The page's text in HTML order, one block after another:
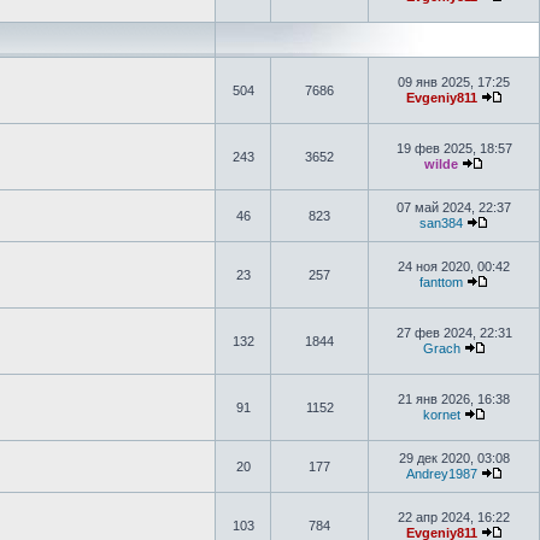
504 7686
09 янв 2025, 17:25
Evgeniy811
243 3652
19 фев 2025, 18:57
wilde
46 823
07 май 2024, 22:37
san384
23 257
24 ноя 2020, 00:42
fanttom
132 1844
27 фев 2024, 22:31
Grach
91 1152
21 янв 2026, 16:38
kornet
20 177
29 дек 2020, 03:08
Andrey1987
103 784
22 апр 2024, 16:22
Evgeniy811